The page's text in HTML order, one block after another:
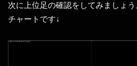
次に上位足の確認をしてみましょ
チャートです↓